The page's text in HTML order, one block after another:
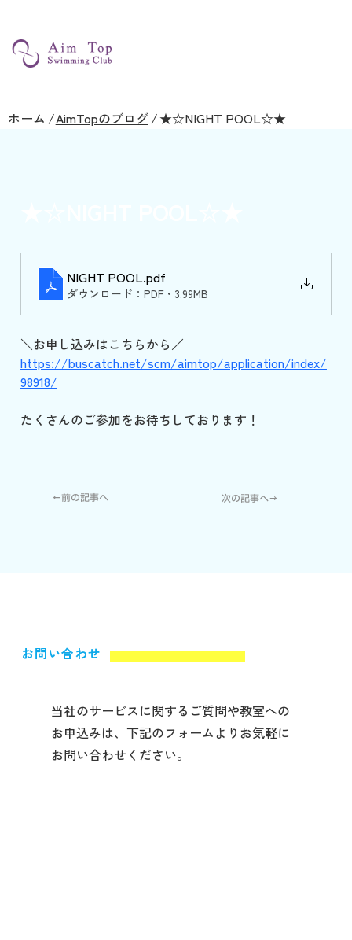
NIGHT POOL.pdf
ダウンロード：PDF • 3.99MB
＼お申し込みはこちらから／
https://buscatch.net/scm/aimtop/application/index/
98918/
たくさんのご参加をお待ちしております！
←前の記事へ 次の記事へ→
ホーム /AimTopのブログ/★☆NIGHT POOL☆★
お問い合わせ
当社のサービスに関するご質問や教室への
お申込みは、下記のフォームよりお気軽に
お問い合わせください。